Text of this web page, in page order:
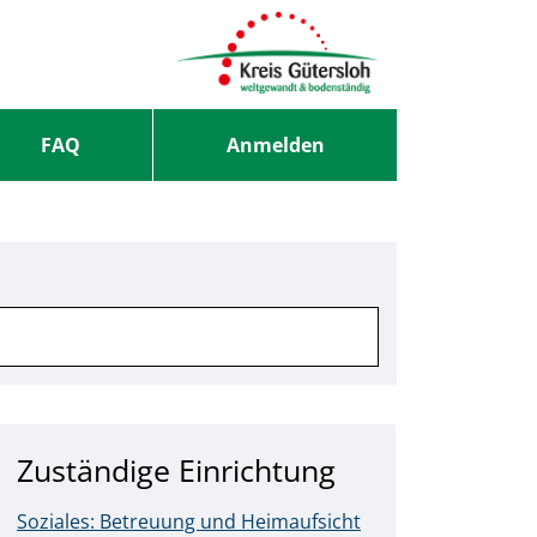
FAQ Anmelden
Zuständige Einrichtung
Soziales: Betreuung und Heimaufsicht